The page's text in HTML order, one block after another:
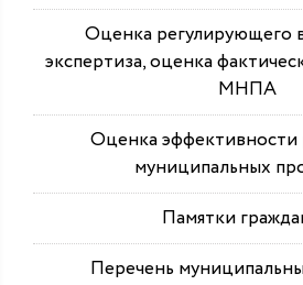
Оценка регулирующего
экспертиза, оценка
МНПА
Оценка эффективности
муниципальных
Памятки
Перечень